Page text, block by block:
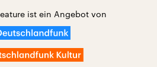
ist ein Angebot von